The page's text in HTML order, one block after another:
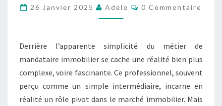
E
S
R
Ô
L
E
26 Janvier 2025 Adele
C
O
A
I
R
S
0 Commentaire
Derrière l’apparente simplicité du métier de
mandataire immobilier se cache une réalité bien plus
complexe, voire fascinante. Ce professionnel, souvent
perçu comme un simple intermédiaire, incarne en
réalité un rôle pivot dans le marché immobilier. Mais